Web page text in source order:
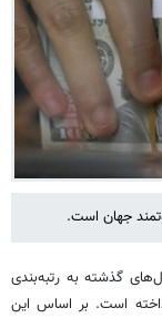
جهان است.
گذشته به رتبه‌بندی
است. بر اساس این